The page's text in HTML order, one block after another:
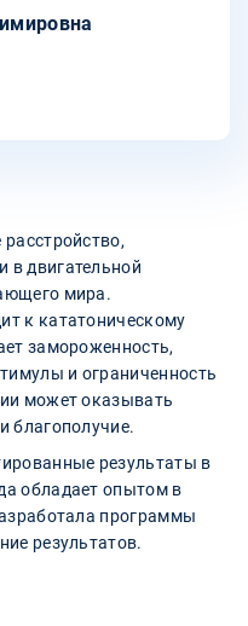
в двигательной
мира.
к кататоническому
замороженность,
и ограниченность
может оказывать
благополучие.
результаты в
обладает опытом в
программы
результатов.